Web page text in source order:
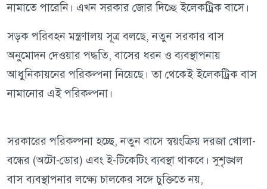
নামাতে পারেনি। এখন সরকার জোর দিচ্ছে ইলেকট্রিক বাসে।
সড়ক পরিবহন মন্ত্রণালয় সূত্র বলছে, নতুন সরকার বাস
অনুমোদন দেওয়ার পদ্ধতি, বাসের ধরন ও ব্যবস্থাপনায়
আধুনিকায়নের পরিকল্পনা নিয়েছে। তা থেকেই ইলেকট্রিক বাস
নামানোর এই পরিকল্পনা।
সরকারের পরিকল্পনা হচ্ছে, নতুন বাসে স্বয়ংক্রিয় দরজা খোলা-
বন্ধের (অটো-ডোর) এবং ই-টিকেটিং ব্যবস্থা থাকবে। সুশৃঙ্খল
বাস ব্যবস্থাপনার লক্ষ্যে চালকের সঙ্গে চুক্তিতে নয়,